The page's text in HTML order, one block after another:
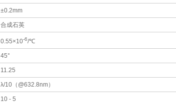
±0.2mm
合成石英
0.55×10-6/℃
45°
11.25
λ/10（@632.8nm）
10 - 5